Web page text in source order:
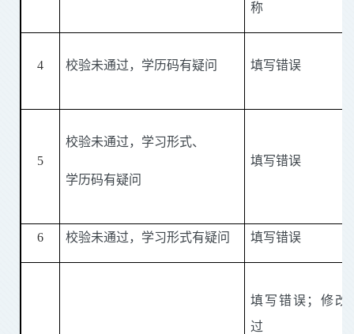
称
4 校验未通过，学历码有疑问 填写错误
5
校验未通过，学习形式、
学历码有疑问
填写错误
6 校验未通过，学习形式有疑问 填写错误
填写错误；修改
过